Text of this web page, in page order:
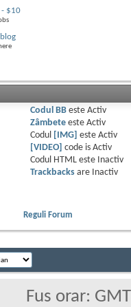
- $10
Codul BBeste Activ
Zâmbeteeste Activ
Codul
[IMG] este Activ
[VIDEO] code is Activ
Codul HTML este
Inactiv
Trackbacksare
Inactiv
Reguli Forum
Fus orar: